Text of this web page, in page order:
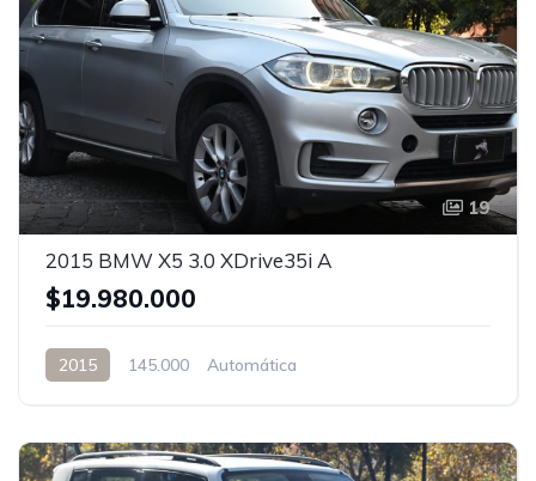
19
2015 BMW X5 3.0 XDrive35i A
$19.980.000
2015 145.000 Automática